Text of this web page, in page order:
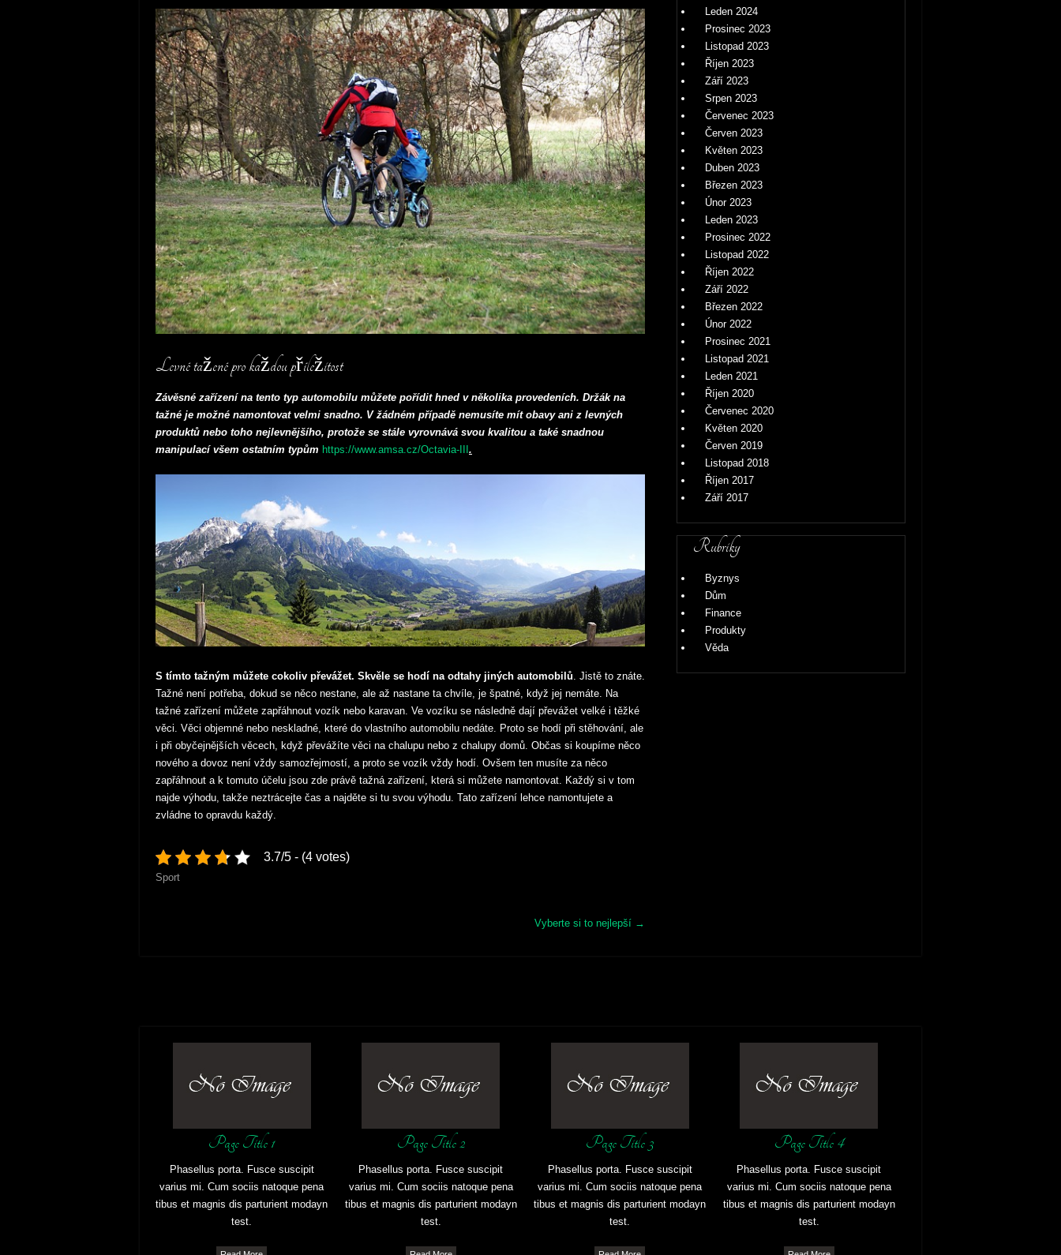
Levné tažené pro každou příležitost
Závěsné zařízení na tento typ automobilu můžete pořídit hned v několika provedeních. Držák na
tažné je možné namontovat velmi snadno. V žádném případě nemusíte mít obavy ani z levných
produktů nebo toho nejlevnějšího, protože se stále vyrovnává svou kvalitou a také snadnou
manipulací všem ostatním typům https://www.amsa.cz/Octavia-III.
S tímto tažným můžete cokoliv převážet. Skvěle se hodí na odtahy jiných automobilů . Jistě to znáte.
Tažné není potřeba, dokud se něco nestane, ale až nastane ta chvíle, je špatné, když jej nemáte. Na
tažné zařízení můžete zapřáhnout vozík nebo karavan. Ve vozíku se následně dají převážet velké i těžké
věci. Věci objemné nebo neskladné, které do vlastního automobilu nedáte. Proto se hodí při stěhování, ale
i při obyčejnějších věcech, když převážíte věci na chalupu nebo z chalupy domů. Občas si koupíme něco
nového a dovoz není vždy samozřejmostí, a proto se vozík vždy hodí. Ovšem ten musíte za něco
zapřáhnout a k tomuto účelu jsou zde právě tažná zařízení, která si můžete namontovat. Každý si v tom
najde výhodu, takže neztrácejte čas a najděte si tu svou výhodu. Tato zařízení lehce namontujete a
zvládne to opravdu každý.
3.7/5 - (4 votes)
Sport
Vyberte si to nejlepší →
Leden 2024
Prosinec 2023
Listopad 2023
Říjen 2023
Září 2023
Srpen 2023
Červenec 2023
Červen 2023
Květen 2023
Duben 2023
Březen 2023
Únor 2023
Leden 2023
Prosinec 2022
Listopad 2022
Říjen 2022
Září 2022
Březen 2022
Únor 2022
Prosinec 2021
Listopad 2021
Leden 2021
Říjen 2020
Červenec 2020
Květen 2020
Červen 2019
Listopad 2018
Říjen 2017
Září 2017
Rubriky
Byznys
Dům
Finance
Produkty
Věda
Page Title 1
Phasellus porta. Fusce suscipit
varius mi. Cum sociis natoque pena
tibus et magnis dis parturient modayn
test.
Page Title 2
Phasellus porta. Fusce suscipit
varius mi. Cum sociis natoque pena
tibus et magnis dis parturient modayn
test.
Page Title 3
Phasellus porta. Fusce suscipit
varius mi. Cum sociis natoque pena
tibus et magnis dis parturient modayn
test.
Page Title 4
Phasellus porta. Fusce suscipit
varius mi. Cum sociis natoque pena
tibus et magnis dis parturient modayn
test.